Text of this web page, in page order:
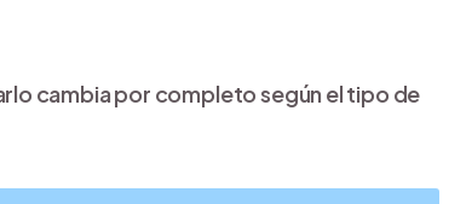
cambia por completo según el tipo de